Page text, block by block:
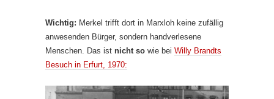
Wichtig: Merkel trifft dort in Marxloh keine zufällig
anwesenden Bürger, sondern handverlesene
Menschen. Das ist nicht so wie bei Willy Brandts
Besuch in Erfurt, 1970: